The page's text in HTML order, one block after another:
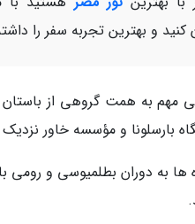
کنید و بهترین تجربه سفر را
ها به دوران بطلمیوسی و